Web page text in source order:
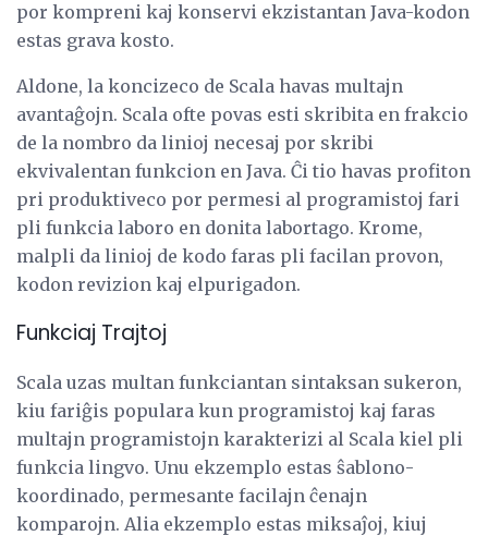
por kompreni kaj konservi ekzistantan Java-kodon
estas grava kosto.
Aldone, la koncizeco de Scala havas multajn
avantaĝojn. Scala ofte povas esti skribita en frakcio
de la nombro da linioj necesaj por skribi
ekvivalentan funkcion en Java. Ĉi tio havas profiton
pri produktiveco por permesi al programistoj fari
pli funkcia laboro en donita labortago. Krome,
malpli da linioj de kodo faras pli facilan provon,
kodon revizion kaj elpurigadon.
Funkciaj Trajtoj
Scala uzas multan funkciantan sintaksan sukeron,
kiu fariĝis populara kun programistoj kaj faras
multajn programistojn karakterizi al Scala kiel pli
funkcia lingvo. Unu ekzemplo estas ŝablono-
koordinado, permesante facilajn ĉenajn
komparojn. Alia ekzemplo estas miksaĵoj, kiuj